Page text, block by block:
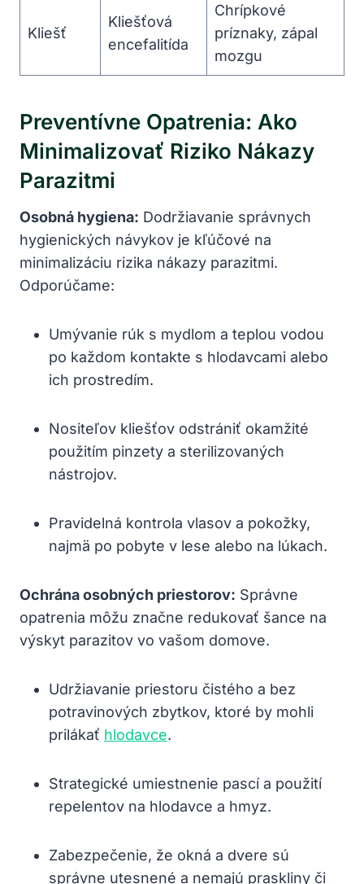
Kliešť
Kliešťová
encefalitída
Chrípkové
⁤príznaky, ⁤zápal
mozgu
Preventívne Opatrenia: Ako
‍minimalizovať⁣ Riziko Nákazy
Parazitmi
Osobná hygiena: ⁢Dodržiavanie správnych
hygienických návykov⁢ je ‌kľúčové na
minimalizáciu rizika​ nákazy parazitmi.
Odporúčame:
Umývanie‌ rúk s mydlom a teplou vodou
po každom kontakte s hlodavcami alebo
⁢ich prostredím.
Nositeľov kliešťov odstrániť ‌okamžité
použitím pinzety a sterilizovaných
nástrojov.
Pravidelná‍ kontrola vlasov a⁢ pokožky,‌
najmä po pobyte v lese alebo na lúkach.
Ochrána osobných priestorov: Správne
opatrenia môžu značne ​redukovať šance na
výskyt parazitov vo vašom domove.
Udržiavanie‌ priestoru ​čistého a ‍bez
potravinových zbytkov, ktoré by mohli
prilákať hlodavce.
Strategické umiestnenie pascí a použití‍
repelentov na hlodavce a hmyz.
Zabezpečenie, že okná a ‍dvere sú
správne utesnené‍ a nemajú praskliny či